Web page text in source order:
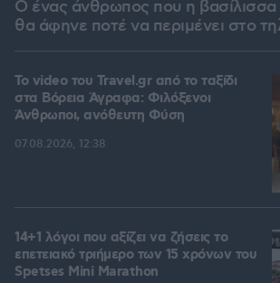
Ο ένας άνθρωπος που η βασίλισσα
θα άφηνε ποτέ να περιμένει στο
To video του Travel.gr από το ταξίδι
στα Βόρεια Άγραφα: Φιλόξενοι
Άνθρωποι, ανόθευτη Φύση
07.08.2026, 12:38
14+1 λόγοι που αξίζει να ζήσεις το
επετειακό τριήμερο των 15 χρόνων του
Spetses Mini Marathon